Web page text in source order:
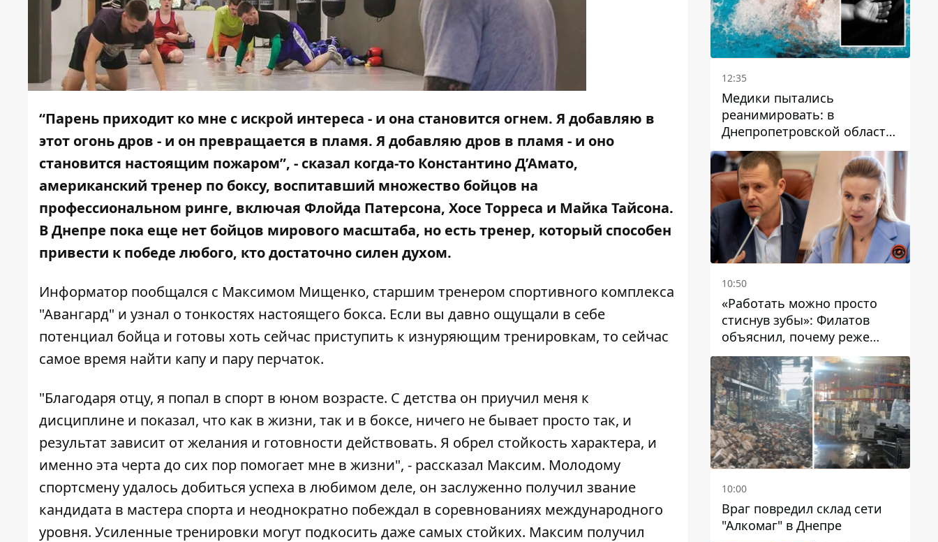
“Парень приходит ко мне с искрой интереса - и она становится огнем. Я добавляю в
этот огонь дров - и он превращается в пламя. Я добавляю дров в пламя - и оно
становится настоящим пожаром”, - сказал когда-то Константино Д’Амато,
американский тренер по боксу, воспитавший множество бойцов на
профессиональном ринге, включая Флойда Патерсона, Хосе Торреса и Майка Тайсона.
В Днепре пока еще нет бойцов мирового масштаба, но есть тренер, который способен
привести к победе любого, кто достаточно силен духом.
Информатор пообщался с Максимом Мищенко, старшим тренером спортивного комплекса
"Авангард" и узнал о тонкостях настоящего бокса. Если вы давно ощущали в себе
потенциал бойца и готовы хоть сейчас приступить к изнуряющим тренировкам, то сейчас
самое время найти капу и пару перчаток.
"Благодаря отцу, я попал в спорт в юном возрасте. С детства он приучил меня к
дисциплине и показал, что как в жизни, так и в боксе, ничего не бывает просто так, и
результат зависит от желания и готовности действовать. Я обрел стойкость характера, и
именно эта черта до сих пор помогает мне в жизни", - рассказал Максим. Молодому
спортсмену удалось добиться успеха в любимом деле, он заслуженно получил звание
кандидата в мастера спорта и неоднократно побеждал в соревнованиях международного
уровня. Усиленные тренировки могут подкосить даже самых стойких. Максим получил
12:35
Медики пытались
реанимировать: в
Днепропетровской области
двухлетний мальчик утонул
в бассейне
10:50
«Работать можно просто
стиснув зубы»: Филатов
объяснил, почему реже
пишет в соцсетях и
раскритиковал медийность
чиновников
10:00
Враг повредил склад сети
"Алкомаг" в Днепре